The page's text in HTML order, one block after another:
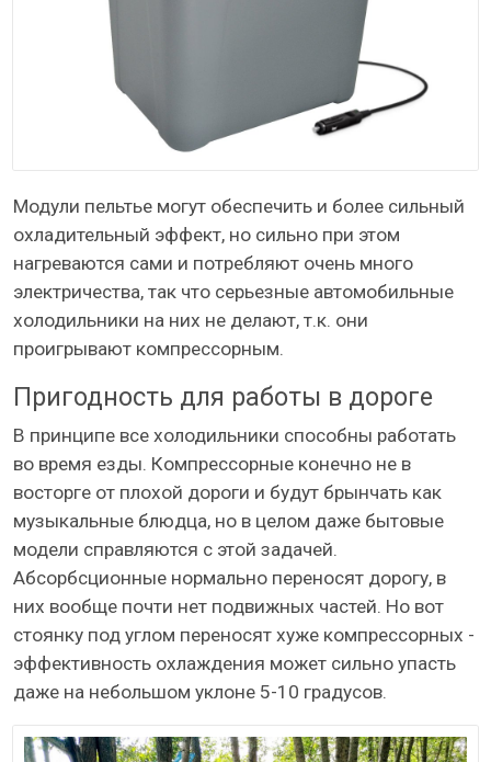
Модули пельтье могут обеспечить и более сильный
охладительный эффект, но сильно при этом
нагреваются сами и потребляют очень много
электричества, так что серьезные автомобильные
холодильники на них не делают, т.к. они
проигрывают компрессорным.
Пригодность для работы в дороге
В принципе все холодильники способны работать
во время езды. Компрессорные конечно не в
восторге от плохой дороги и будут брынчать как
музыкальные блюдца, но в целом даже бытовые
модели справляются с этой задачей.
Абсорбсционные нормально переносят дорогу, в
них вообще почти нет подвижных частей. Но вот
стоянку под углом переносят хуже компрессорных -
эффективность охлаждения может сильно упасть
даже на небольшом уклоне 5-10 градусов.